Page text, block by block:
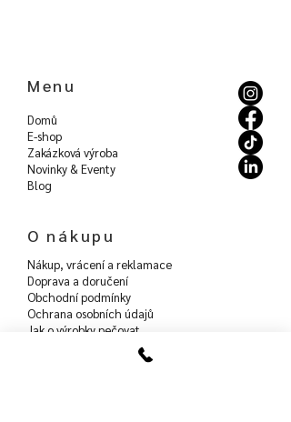
Menu
Domů
E-shop
Zakázková výroba
Novinky & Eventy
Blog
O nákupu
Nákup, vrácení a reklamace
Doprava a doručení
Obchodní podmínky
Ochrana osobních údajů
Jak o výrobky pečovat